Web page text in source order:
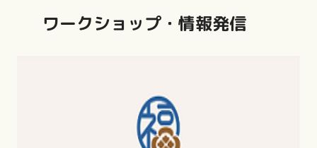
ワークショップ・情報発信